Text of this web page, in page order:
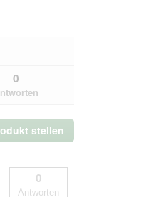
0
stellen
0
Antworten